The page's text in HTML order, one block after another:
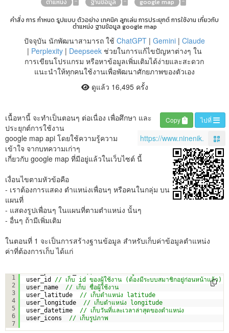
ตำแหน่ง ฐานข้อมูล
google map
คำสั่ง การ กำหนด รูปแบบ ตัวอย่าง เทคนิค ลูกเล่น การประยุกต์ การใช้งาน เกี่ยวกับ
ตำแหน่ง ฐานข้อมูล google map
ปัจจุบัน นักพัฒนาสามารถ ใช้ ChatGPT| Gemini| Claude
| Perplexity| Deepseekช่วยในการแก้ไขปัญหาต่างๆ ใน
การเขียนโปรแกรม หรือหาข้อมูลเพิ่มเติมได้ง่ายและสะดวก
แนะนำให้ทุกคนใช้งานเพื่อพัฒนาศักยภาพของตัวเอง
ดูแล้ว 16,495 ครั้ง
ไปที่
Copy
เนื้อหานี้ จะทำเป็นตอนๆ ต่อเนื่อง เพื่อศึกษา และ
ประยุกต์การใช้งาน
google map api โดยใช้ความรู้ความ
เข้าใจ จากบทความเก่าๆ
เกี่ยวกับ google map ที่มีอยู่แล้วในเว็บไซต์ นี้
เงื่อนไขตามหัวข้อคือ
- เราต้องการแสดง ตำแหน่งเพื่อนๆ หรือคนในกลุ่ม บน
แผนที่
- แสดงรูปเพื่อนๆ ในแผนที่ตามตำแหน่ง นั้นๆ
- อื่นๆ ถ้ามีเพิ่มเติม
ในตอนที่ 1 จะเป็นการสร้างฐานข้อมูล สำหรับเก็บค่าข้อมูลตำแหน่ง
ค่าที่ต้องการเก็บ ได้แก่
1
2
3
4
5
6
7
user_id // เก็บ id ของผู้ใช้งาน (ต้องมีระบบสมาชิกอยู่ก่อนหน้าแล้ว)
user_name // เก็บ ชื่อผู้ใช้งาน
user_latitude // เก็บตำแหน่ง latitude
user_longitude // เก็บตำแหน่ง longitude
user_datetime // เก็บวันที่และเวลาล่าสุดของตำแหน่ง
user_icons // เก็บรูปภาพ